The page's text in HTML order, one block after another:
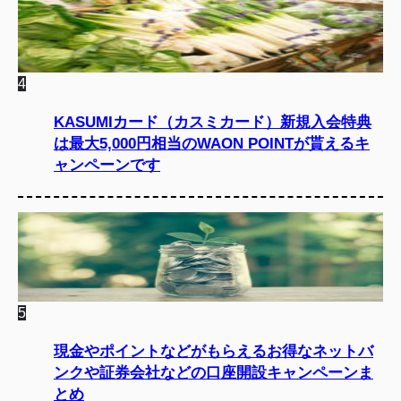
4
KASUMIカード（カスミカード）新規入会特典
は最大5,000円相当のWAON POINTが貰えるキ
ャンペーンです
5
現金やポイントなどがもらえるお得なネットバ
ンクや証券会社などの口座開設キャンペーンま
とめ